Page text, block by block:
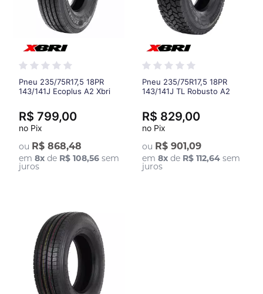
Pneu 235/75R17,5 18PR
143/141J Ecoplus A2 Xbri
ou R$ 868,48
em8x de R$ 108,56 sem
juros
R$ 799,00
no Pix
Pneu 235/75R17,5 18PR
143/141J TL Robusto A2
ou R$ 901,09
em 8xde R$ 112,64sem
juros
R$ 829,00
no Pix